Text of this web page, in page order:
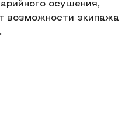
осушения,
возможности экипажа